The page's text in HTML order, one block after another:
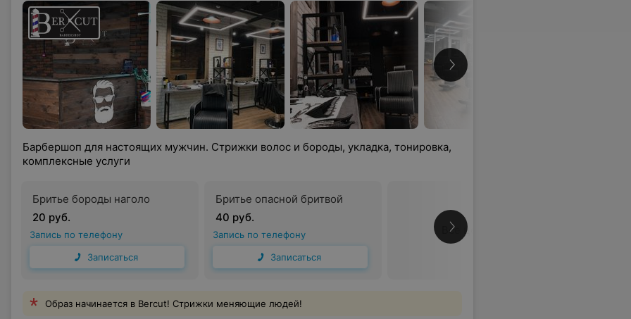
Барбершоп для настоящих мужчин. Стрижки волос и бороды, укладка, тонировка,
комплексные услуги
Бритье бороды наголо
20 руб.
Запись по телефону
Записаться
Бритье опасной бритвой
40 руб.
Запись по телефону
Записаться
Все цены
Образ начинается в Bercut! Стрижки меняющие людей!